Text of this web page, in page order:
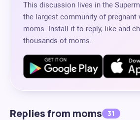
This discussion lives in the
the largest community of pregnant
moms. Install it to reply, like and
thousands of moms.
Replies from moms 31